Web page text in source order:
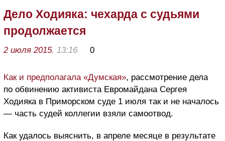
Дело Ходияка: чехарда с судьями
продолжается
2 июля 2015, 13:16 0
Как и предполагала «Думская», рассмотрение дела
по обвинению активиста Евромайдана Сергея
Ходияка в Приморском суде 1 июля так и не началось
— часть судей коллегии взяли самоотвод.
Как удалось выяснить, в апреле месяце в результате